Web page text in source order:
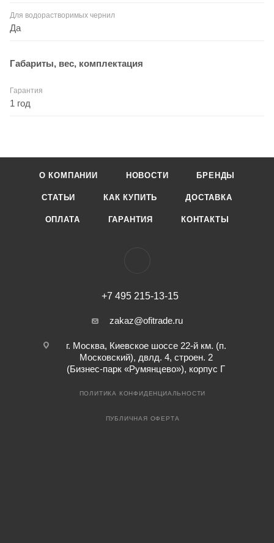
Для водорастворимых чернил
Да
Габариты, вес, комплектация
Гарантия
1 год
О КОМПАНИИ НОВОСТИ БРЕНДЫ
СТАТЬИ КАК КУПИТЬ ДОСТАВКА
ОПЛАТА ГАРАНТИЯ КОНТАКТЫ
+7 495 215-13-15
zakaz@ofitrade.ru
г. Москва, Киевское шоссе 22-й км. (п.
Московский), двлд. 4, строен. 2
(Бизнес-парк «Румянцево»), корпус Г
ПОЛИТИКА КОНФИДЕНЦИАЛЬНОСТИ
ПУБЛИЧНАЯ ОФЕРТА